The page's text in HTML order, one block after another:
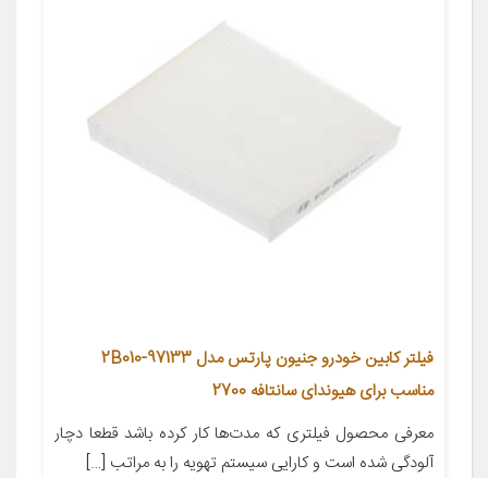
فیلتر کابین خودرو جنیون پارتس مدل 97133-2B010
مناسب برای هیوندای سانتافه 2700
معرفی محصول فیلتری که مدت‌ها کار کرده باشد قطعا دچار
آلودگی شده است و کارایی سیستم تهویه را به مراتب […]